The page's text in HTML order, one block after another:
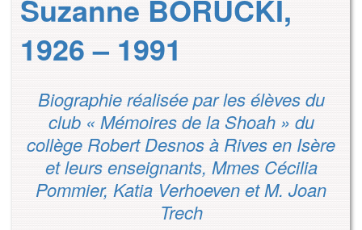
Suzanne BORUCKI,
1926 – 1991
Biographie réalisée par les élèves du
club « Mémoires de la Shoah » du
collège Robert Desnos à Rives en Isère
et leurs enseignants, Mmes Cécilia
Pommier, Katia Verhoeven et M. Joan
Trech